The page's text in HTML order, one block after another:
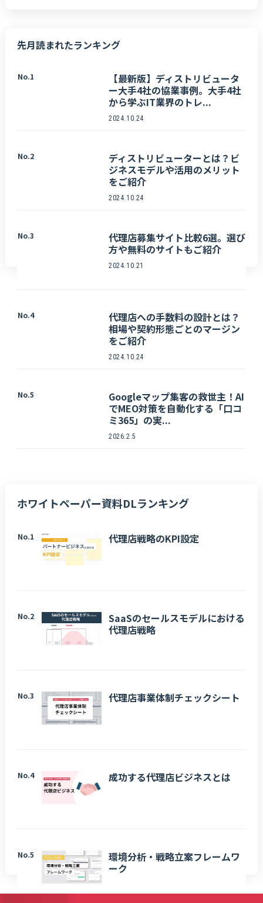
先月読まれたランキング
No.1
【最新版】ディストリビュータ
ー大手4社の協業事例。大手4社
から学ぶIT業界のトレ...
2024.10.24
No.2
ディストリビューターとは？ビ
ジネスモデルや活用のメリット
をご紹介
2024.10.24
No.3
代理店募集サイト比較6選。選び
方や無料のサイトもご紹介
2024.10.21
No.4
代理店への手数料の設計とは？
相場や契約形態ごとのマージン
をご紹介
2024.10.24
No.5
Googleマップ集客の救世主！AI
でMEO対策を自動化する「口コ
ミ365」の実...
2026.2.5
ホワイトペーパー資料DLランキング
No.1 代理店戦略のKPI設定
No.2
SaaSのセールスモデルにおける
代理店戦略
No.3 代理店事業体制チェックシート
No.4 成功する代理店ビジネスとは
No.5
環境分析・戦略立案フレームワ
ーク